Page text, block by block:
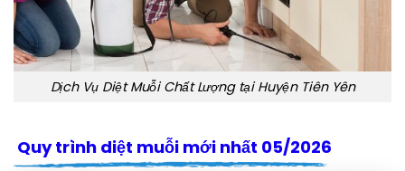
Dịch Vụ Diệt Muỗi Chất Lượng tại Huyện Tiên Yên
Quy trình diệt muỗi mới nhất 05/2026